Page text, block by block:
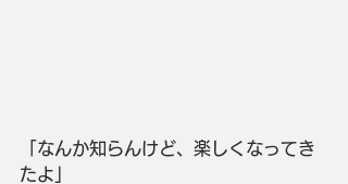
「なんか知らんけど、楽しくなってき
たよ」